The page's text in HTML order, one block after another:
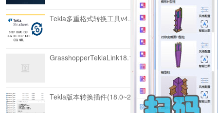
Tekla多重格式转换工具v4.2
GrasshopperTeklaLink18.1~2023汉化版
Tekla版本转换插件(18.0~2024)v2.0